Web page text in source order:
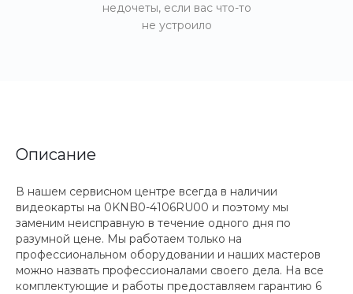
недочеты, если вас что-то
не устроило
Описание
В нашем сервисном центре всегда в наличии
видеокарты на 0KNB0-4106RU00 и поэтому мы
заменим неисправную в течение одного дня по
разумной цене. Мы работаем только на
профессиональном оборудовании и наших мастеров
можно назвать профессионалами своего дела. На все
комплектующие и работы предоставляем гарантию 6